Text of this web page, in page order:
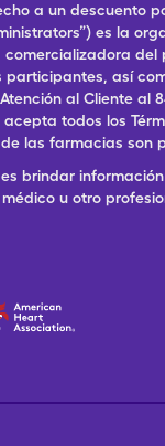
a un
es la
así
al Cliente
todos los
las farmacias son
brindar
u otro